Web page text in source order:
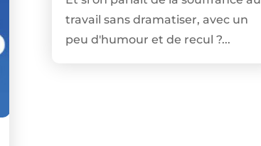
travail sans dramatiser, avec un
peu d'humour et de recul ?...